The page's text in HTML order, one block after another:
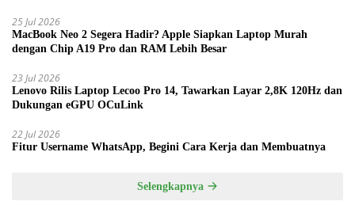
25 Jul 2026
MacBook Neo 2 Segera Hadir? Apple Siapkan Laptop Murah
dengan Chip A19 Pro dan RAM Lebih Besar
23 Jul 2026
Lenovo Rilis Laptop Lecoo Pro 14, Tawarkan Layar 2,8K 120Hz dan
Dukungan eGPU OCuLink
22 Jul 2026
Fitur Username WhatsApp, Begini Cara Kerja dan Membuatnya
Selengkapnya